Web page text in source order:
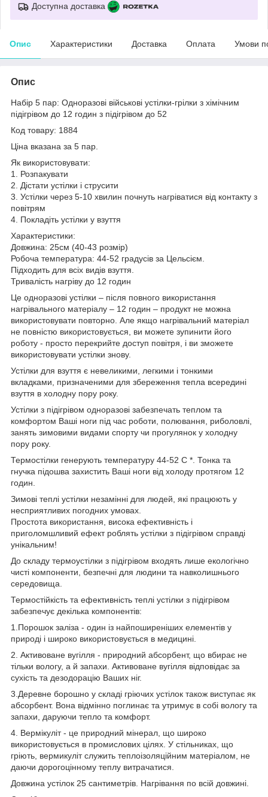
Доступна доставка
Опис Характеристики Доставка Оплата Умови
Опис
Набір 5 пар: Одноразові військові устілки-грілки з хімічним
підігрівом до 12 годин з підігрівом до 52
Код товару: 1884
Ціна вказана за 5 пар.
Як використовувати:
1. Розпакувати
2. Дістати устілки і струсити
3. Устілки через 5-10 хвилин почнуть нагріватися від контакту з
повітрям
4. Покладіть устілки у взуття
Характеристики:
Довжина: 25см (40-43 розмір)
Робоча температура: 44-52 градусів за Цельсієм.
Підходить для всіх видів взуття.
Тривалість нагріву до 12 годин
Це одноразові устілки – після повного використання
нагрівального матеріалу – 12 годин – продукт не можна
використовувати повторно. Але якщо нагрівальний матеріал
не повністю використовується, ви можете зупинити його
роботу - просто перекрийте доступ повітря, і ви зможете
використовувати устілки знову.
Устілки для взуття є невеликими, легкими і тонкими
вкладками, призначеними для збереження тепла всередині
взуття в холодну пору року.
Устілки з підігрівом одноразові забезпечать теплом та
комфортом Ваші ноги під час роботи, полювання, риболовлі,
занять зимовими видами спорту чи прогулянок у холодну
пору року.
Термостілки генерують температуру 44-52 С *. Тонка та
гнучка підошва захистить Ваші ноги від холоду протягом 12
годин.
Зимові теплі устілки незамінні для людей, які працюють у
несприятливих погодних умовах.
Простота використання, висока ефективність і
приголомшливий ефект роблять устілки з підігрівом справді
унікальним!
До складу термоустілки з підігрівом входять лише екологічно
чисті компоненти, безпечні для людини та навколишнього
середовища.
Термостійкість та ефективність теплі устілки з підігрівом
забезпечує декілька компонентів:
1.Порошок заліза - один із найпоширеніших елементів у
природі і широко використовується в медицині.
2. Активоване вугілля - природний абсорбент, що вбирає не
тільки вологу, а й запахи. Активоване вугілля відповідає за
сухість та дезодорацію Ваших ніг.
3.Деревне борошно у складі гріючих устілок також виступає як
абсорбент. Вона відмінно поглинає та утримує в собі вологу та
запахи, даруючи тепло та комфорт.
4. Вермікуліт - це природний мінерал, що широко
використовується в промислових цілях. У стільниках, що
гріють, вермикуліт служить теплоізоляційним матеріалом, не
даючи дорогоцінному теплу витрачатися.
Довжина устілок 25 сантиметрів. Нагрівання по всій довжині.